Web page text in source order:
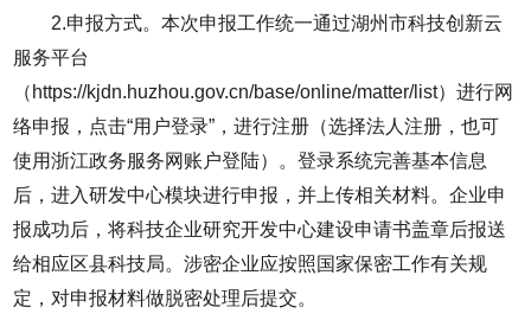
2.申报方式。本次申报工作统一通过湖州市科技创新云
服务平台
（https://kjdn.huzhou.gov.cn/base/online/matter/list）进行网
络申报，点击“用户登录”，进行注册（选择法人注册，也可
使用浙江政务服务网账户登陆）。登录系统完善基本信息
后，进入研发中心模块进行申报，并上传相关材料。企业申
报成功后，将科技企业研究开发中心建设申请书盖章后报送
给相应区县科技局。涉密企业应按照国家保密工作有关规
定，对申报材料做脱密处理后提交。